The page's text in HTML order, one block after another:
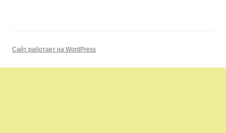
Сайт работает на WordPress